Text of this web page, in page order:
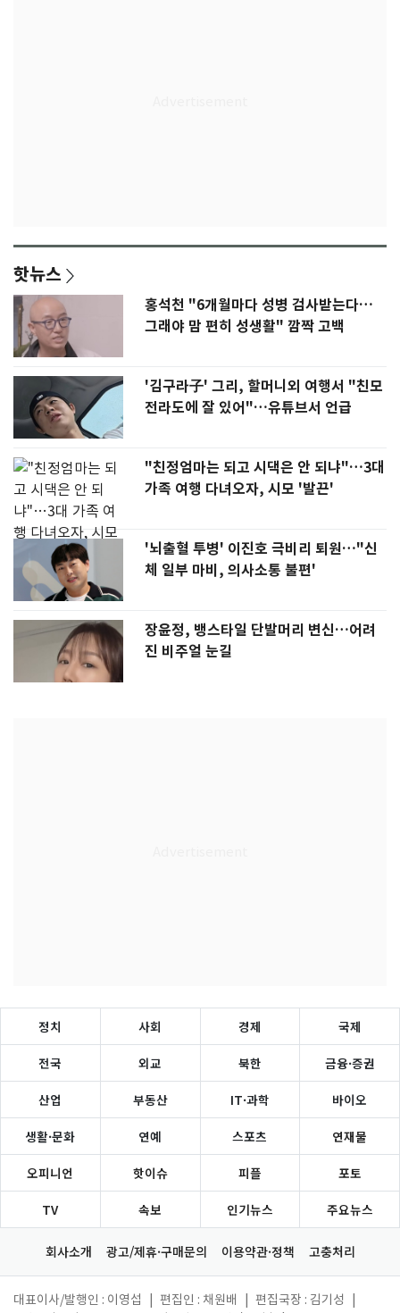
핫뉴스
홍석천 "6개월마다 성병 검사받는다…
그래야 맘 편히 성생활" 깜짝 고백
'김구라子' 그리, 할머니외 여행서 "친모
전라도에 잘 있어"…유튜브서 언급
"친정엄마는 되고 시댁은 안 되냐"…3대
가족 여행 다녀오자, 시모 '발끈'
'뇌출혈 투병' 이진호 극비리 퇴원…"신
체 일부 마비, 의사소통 불편'
장윤정, 뱅스타일 단발머리 변신…어려
진 비주얼 눈길
정치 사회 경제 국제
전국 외교 북한 금융·증권
산업 부동산 IT·과학 바이오
생활·문화 연예 스포츠 연재물
오피니언 핫이슈 피플 포토
TV 속보 인기뉴스 주요뉴스
회사소개 광고/제휴·구매문의 이용약관·정책 고충처리
대표이사/발행인 : 이영섭 편집인 : 채원배 편집국장 : 김기성